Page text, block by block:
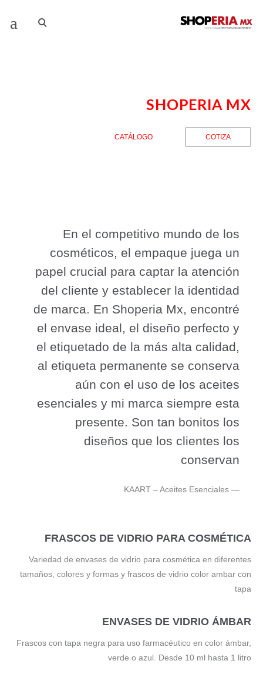
SHOPERIA MX
COTIZA
CATÁLOGO
En el competitivo mundo de los
cosméticos, el empaque juega un
papel crucial para captar la atención
del cliente y establecer la identidad
de marca. En Shoperia Mx, encontré
el envase ideal, el diseño perfecto y
el etiquetado de la más alta calidad,
al etiqueta permanente se conserva
aún con el uso de los aceites
esenciales y mi marca siempre esta
presente. Son tan bonitos los
diseños que los clientes los
conservan
KAART – Aceites Esenciales
FRASCOS DE VIDRIO PARA COSMÉTICA
Variedad de envases de vidrio para cosmética en diferentes
tamaños, colores y formas y frascos de vidrio color ambar con
tapa
ENVASES DE VIDRIO ÁMBAR
Frascos con tapa negra para uso farmacéutico en color ámbar,
verde o azul. Desde 10 ml hasta 1 litro